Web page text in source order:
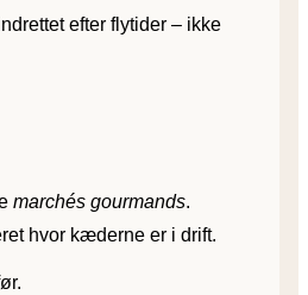
efter flytider – ikke
marchés gourmands.
hvor kæderne er i drift.